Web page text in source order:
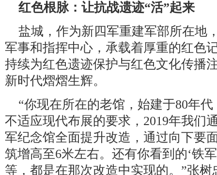
红色根脉：让抗战遗迹“活”起来
盐城，作为新四军重建军部所在地
军事和指挥中心，承载着厚重的红色
持续为红色遗迹保护与红色文化传播
新时代熠熠生辉。
“你现在所在的老馆，始建于80年
不适应现代布展的要求，2019年我们
军纪念馆全面提升改造，通过向下要
筑增高至6米左右。还有你看到的‘铁
等，都是在那次改造中实现的。”张